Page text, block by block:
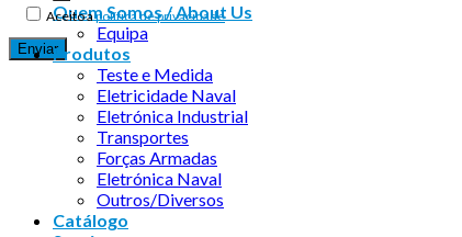
Aceito apolítica de privacidade
Quem Somos / About Us
Equipa
Produtos
Teste e Medida
Eletricidade Naval
Eletrónica Industrial
Transportes
Forças Armadas
Eletrónica Naval
Outros/Diversos
Catálogo